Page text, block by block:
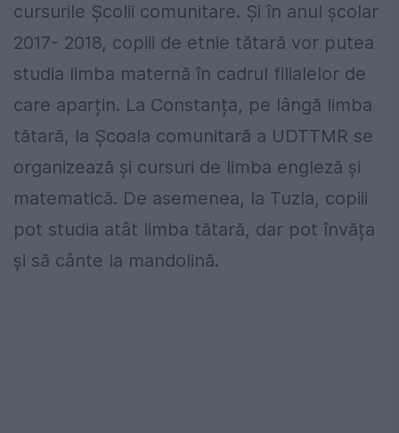
cursurile Școlii comunitare. Și în anul școlar
2017- 2018, copiii de etnie tătară vor putea
studia limba maternă în cadrul filialelor de
care aparțin. La Constanța, pe lângă limba
tătară, la Școala comunitară a UDTTMR se
organizează și cursuri de limba engleză și
matematică. De asemenea, la Tuzla, copiii
pot studia atât limba tătară, dar pot învăța
și să cânte la mandolină.